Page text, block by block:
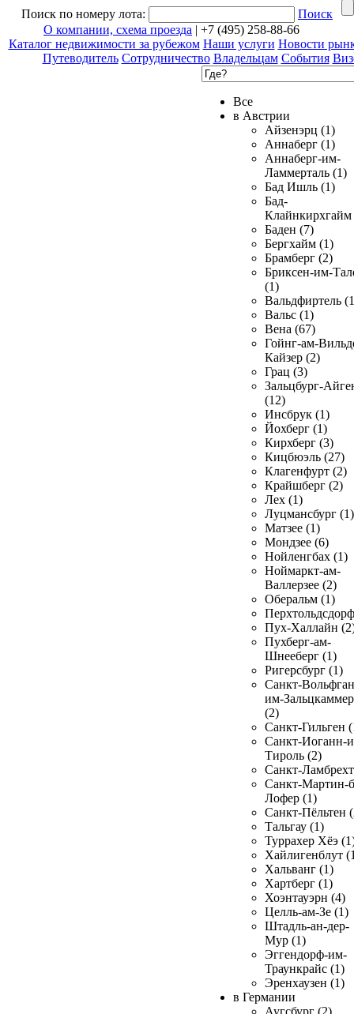
Поиск по номеру лота:
Поиск
О компании, схема проезда | +7 (495) 258-88-66
Каталог недвижимости за рубежом Наши услуги Новости
Путеводитель Сотрудничество Владельцам События
Все
в Австрии
Айзенэрц (1)
Аннаберг (1)
Аннаберг-им-
Ламмерталь (1)
Бад Ишль (1)
Бад-
Клайнкирхгайм
Баден (7)
Бергхайм (1)
Брамберг (2)
Бриксен-им-
(1)
Вальдфиртель
Вальс (1)
Вена (67)
Гойнг-ам-
Кайзер (2)
Грац (3)
Зальцбург-
(12)
Инсбрук (1)
Йохберг (1)
Кирхберг (3)
Кицбюэль (27)
Клагенфурт (2)
Крайшберг (2)
Лех (1)
Луцмансбург (1)
Матзее (1)
Мондзее (6)
Нойленгбах (1)
Ноймаркт-ам-
Валлерзее (2)
Оберальм (1)
Пух-Халлайн
Пухберг-ам-
Шнееберг (1)
Ригерсбург (1)
Санкт-
им-
(2)
Санкт-Гильген
Санкт-Иоганн-
Тироль (2)
Санкт-
Санкт-Мартин-
Лофер (1)
Санкт-Пёльтен
Тальгау (1)
Туррахер Хёэ
Хайлигенблут
Хальванг (1)
Хартберг (1)
Хоэнтауэрн (4)
Целль-ам-Зе (1)
Штадль-ан-дер-
Мур (1)
Эггендорф-им-
Траункрайс (1)
Эренхаузен (1)
в Германии
Аугсбург (2)